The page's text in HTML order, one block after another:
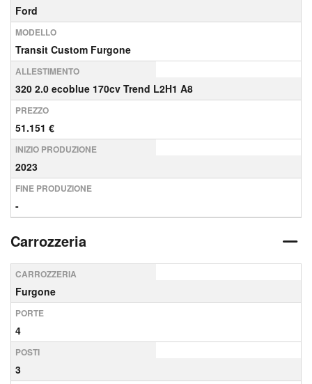
Ford
MODELLO
Transit Custom Furgone
ALLESTIMENTO
320 2.0 ecoblue 170cv Trend L2H1 A8
PREZZO
51.151 €
INIZIO PRODUZIONE
2023
FINE PRODUZIONE
-
Carrozzeria
CARROZZERIA
Furgone
PORTE
4
POSTI
3